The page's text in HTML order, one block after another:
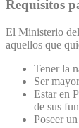
Requisitos
El Ministerio
aquellos que
Tener la
Ser
Estar en
de sus
Poseer